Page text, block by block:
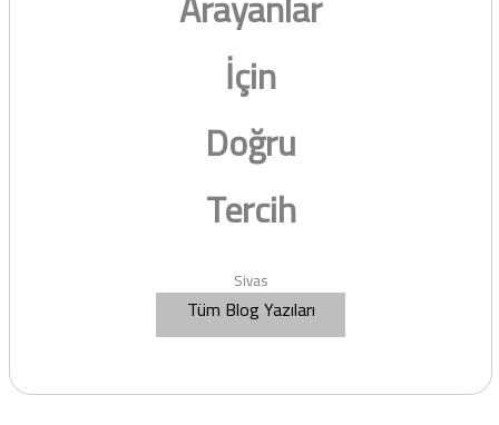
İçin
Doğru
Tercih
Sivas
Tüm Blog Yazıları